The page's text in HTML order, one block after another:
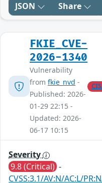
JSON Share
FKIE_CVE-
2026-1340
Vulnerability
from fkie_nvd -
Published: 2026-
01-29 22:15 -
Updated: 2026-
06-17 10:15
Severity
9.8 (Critical) -
CVSS:3.1/AV:N/AC:L/